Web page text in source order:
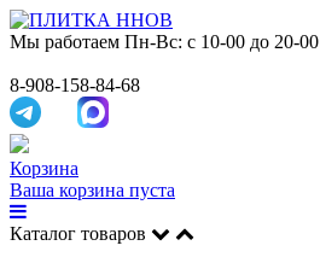
Мы работаем Пн-Вс: с 10-00 до 20-00
8-908-158-84-68
Корзина
Ваша корзина пуста
Каталог товаров